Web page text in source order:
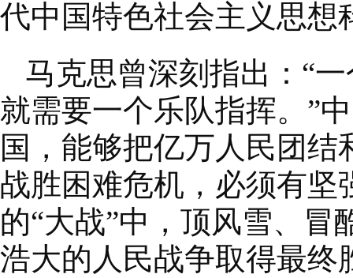
代中国特色社会主义思想
马克思曾深刻指出：“
就需要一个乐队指挥。”
国，能够把亿万人民团
战胜困难危机，必须有坚
的“大战”中，顶风雪、
浩大的人民战争取得最终